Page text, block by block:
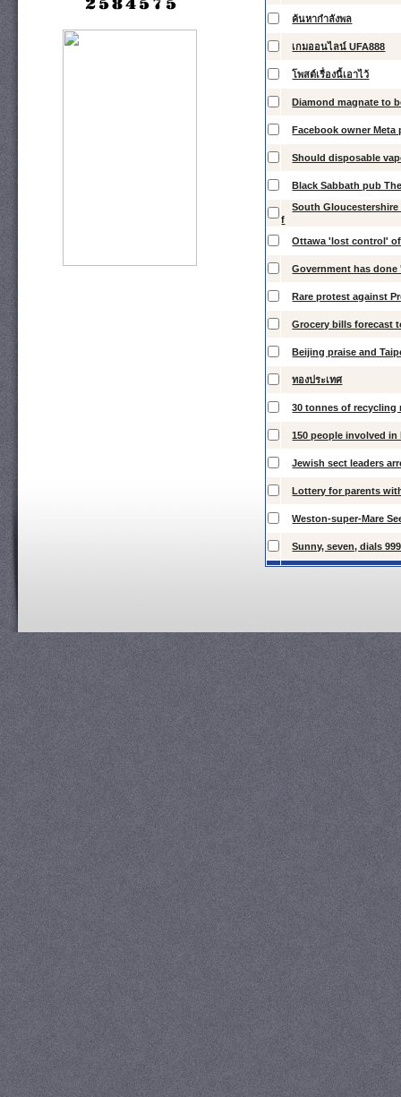
ค้นหากำลังพล
เกมออนไลน์ UFA888
โพสต์เรื่องนี้เอาไว้
Diamond magnate to
Facebook owner
Should disposable
Black Sabbath pub
South
f
Ottawa 'lost control'
Government has
Rare protest against
Grocery bills forecast
Beijing praise and
ทองประเทศ
30 tonnes of recycling
150 people involved in
Jewish sect leaders
Lottery for parents
Weston-super-Mare
Sunny, seven, dials